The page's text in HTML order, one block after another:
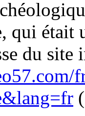
qui était
du site